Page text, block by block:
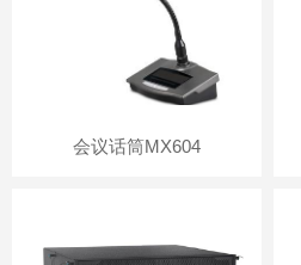
会议话筒MX604